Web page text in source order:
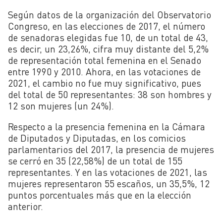
Según datos de la organización del Observatorio
Congreso, en las elecciones de 2017, el número
de senadoras elegidas fue 10, de un total de 43,
es decir, un 23,26%, cifra muy distante del 5,2%
de representación total femenina en el Senado
entre 1990 y 2010. Ahora, en las votaciones de
2021, el cambio no fue muy significativo, pues
del total de 50 representantes: 38 son hombres y
12 son mujeres (un 24%).
Respecto a la presencia femenina en la Cámara
de Diputados y Diputadas, en los comicios
parlamentarios del 2017, la presencia de mujeres
se cerró en 35 (22,58%) de un total de 155
representantes. Y en las votaciones de 2021, las
mujeres representaron 55 escaños, un 35,5%, 12
puntos porcentuales más que en la elección
anterior.